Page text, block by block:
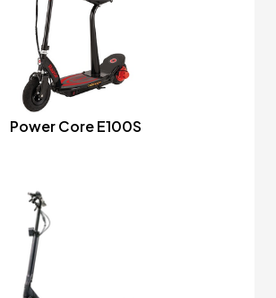
Power Core E100S